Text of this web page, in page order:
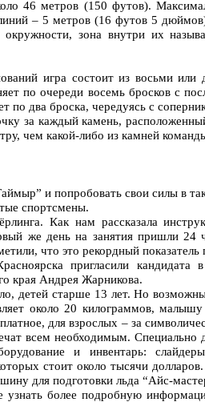
46 метров (150 футов).
– 5 метров (16 футов 5
окружности, зона внутри их
игра состоит из восьми или
по очереди восемь бросков с
по два броска, чередуясь с
за каждый камень,
чем какой-либо из камней
и попробовать свои силы в
спортсмены.
Как нам рассказала
же день на занятия пришли 24
что это рекордный показатель
пригласили кандидата
края Андрея Жарникова.
детей старше 13 лет. Но
около 20 килограммов,
для взрослых – за
всем необходимым. Специально
и инвентарь:
стоит около тысячи
для подготовки льда “Айс-
узнать более подробную